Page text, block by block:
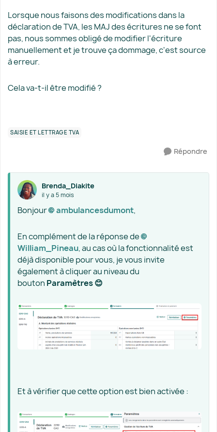
Lorsque nous faisons des modifications dans la
déclaration de TVA, les MAJ des écritures ne se font
pas, nous sommes obligé de modifier l'écriture
manuellement et je trouve ça dommage, c'est source
à erreur.
Cela va-t-il être modifié ?
SAISIE ET LETTRAGE TVA
Répondre
Brenda_Diakite
il y a 5 mois
Bonjour ambulancesdumont​,
En complément de la réponse de
William_Pineau​, au cas où la fonctionnalité est
déjà disponible pour vous, je vous invite
également à cliquer au niveau du
bouton Paramètres 😊
Et à vérifier que cette option est bien activée :